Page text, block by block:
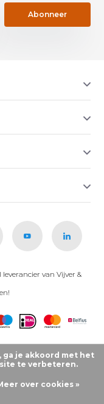
Abonneer
van Vijver &
je akkoord met het
te verbeteren.
over cookies »